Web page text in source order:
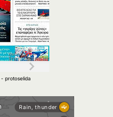
- protoselida